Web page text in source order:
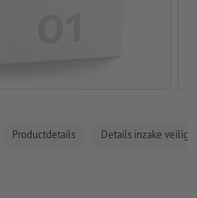
Productdetails Details inzake